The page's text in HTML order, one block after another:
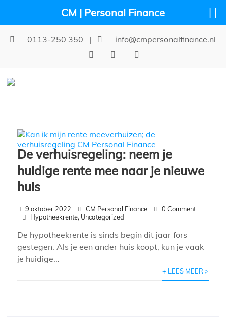
0113-250 350 | info@cmpersonalfinance.nl
De verhuisregeling: neem je
huidige rente mee naar je nieuwe
huis
9 oktober 2022 CM Personal Finance
0 Comment
Hypotheekrente, Uncategorized
De hypotheekrente is sinds begin dit jaar fors
gestegen. Als je een ander huis koopt, kun je vaak
je huidige...
+ LEES MEER >
CM | Personal Finance